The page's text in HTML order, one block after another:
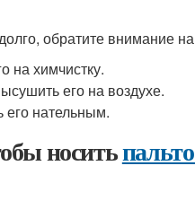
обратите внимание
на химчистку.
его на воздухе.
нательным.
носить